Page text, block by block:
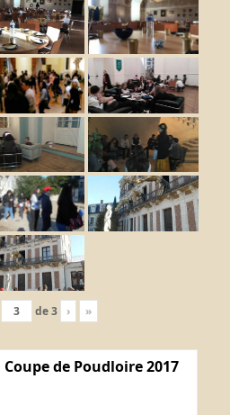
de3 › »
Coupe de Poudloire 2017